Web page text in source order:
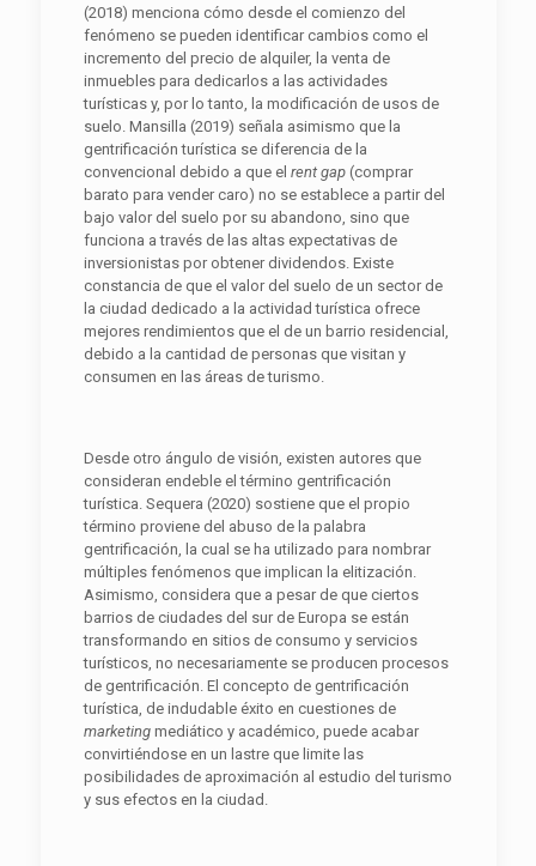
(2018) menciona cómo desde el comienzo del
fenómeno se pueden identificar cambios como el
incremento del precio de alquiler, la venta de
inmuebles para dedicarlos a las actividades
turísticas y, por lo tanto, la modificación de usos de
suelo. Mansilla (2019) señala asimismo que la
gentrificación turística se diferencia de la
convencional debido a que el rent gap (comprar
barato para vender caro) no se establece a partir del
bajo valor del suelo por su abandono, sino que
funciona a través de las altas expectativas de
inversionistas por obtener dividendos. Existe
constancia de que el valor del suelo de un sector de
la ciudad dedicado a la actividad turística ofrece
mejores rendimientos que el de un barrio residencial,
debido a la cantidad de personas que visitan y
consumen en las áreas de turismo.
Desde otro ángulo de visión, existen autores que
consideran endeble el término gentrificación
turística. Sequera (2020) sostiene que el propio
término proviene del abuso de la palabra
gentrificación, la cual se ha utilizado para nombrar
múltiples fenómenos que implican la elitización.
Asimismo, considera que a pesar de que ciertos
barrios de ciudades del sur de Europa se están
transformando en sitios de consumo y servicios
turísticos, no necesariamente se producen procesos
de gentrificación. El concepto de gentrificación
turística, de indudable éxito en cuestiones de
marketing mediático y académico, puede acabar
convirtiéndose en un lastre que limite las
posibilidades de aproximación al estudio del turismo
y sus efectos en la ciudad.